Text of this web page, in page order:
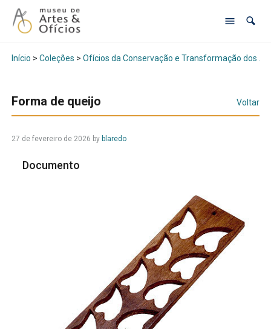
Início > Coleções > Ofícios da Conservação e Transformação dos
Forma de queijo Voltar
27 de fevereiro de 2026 by blaredo
Documento